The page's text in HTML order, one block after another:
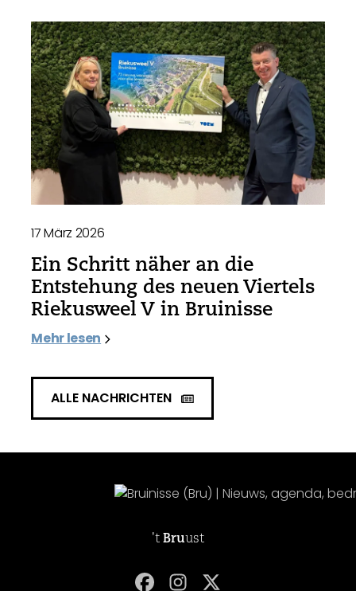
17 März 2026
Ein Schritt näher an die
Entstehung des neuen Viertels
Riekusweel V in Bruinisse
Mehr lesen
ALLE NACHRICHTEN
't Bruust